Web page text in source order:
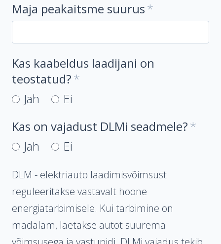
Maja peakaitsme suurus
Kas kaabeldus laadijani on
teostatud?
Jah
Ei
Kas on vajadust DLMi seadmele?
Jah
Ei
DLM - elektriauto laadimisvõimsust
reguleeritakse vastavalt hoone
energiatarbimisele. Kui tarbimine on
madalam, laetakse autot suurema